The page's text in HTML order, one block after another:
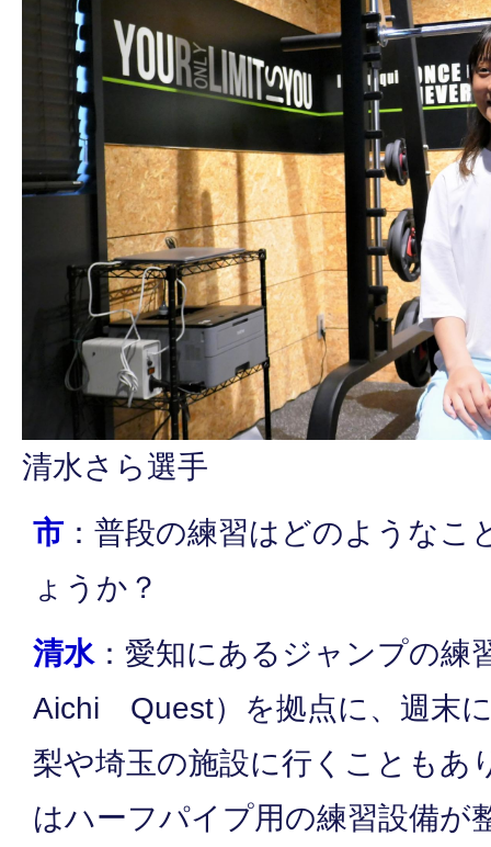
清水さら選手
市 ：普段の練習はどのような
ょうか？
清水：愛知にあるジャンプの
Aichi Quest）を拠点に、週末
梨や埼玉の施設に行くこともあ
はハーフパイプ用の練習設備が